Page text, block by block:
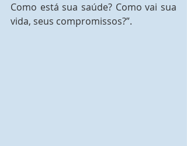
Como está sua saúde? Como vai sua
vida, seus compromissos?”.